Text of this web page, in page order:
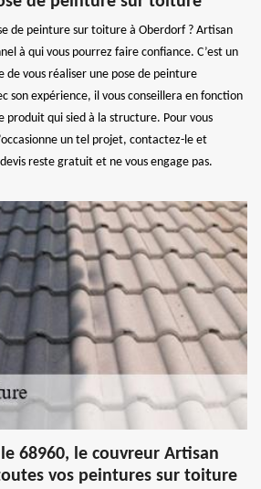
de peinture sur toiture à Oberdorf ? Artisan
à qui vous pourrez faire confiance. C’est un
de vous réaliser une pose de peinture
son expérience, il vous conseillera en fonction
produit qui sied à la structure. Pour vous
un tel projet, contactez-le et
reste gratuit et ne vous engage pas.
68960, le couvreur Artisan
vos peintures sur toiture